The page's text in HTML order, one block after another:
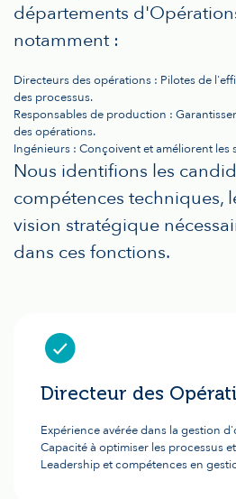
départements
notamment :
Directeurs des opérations : Pilotes de
des processus.
Responsables de production :
des opérations.
Ingénieurs : Conçoivent et améliorent les
Nous identifions les
compétences techniques,
vision stratégique
dans ces fonctions.
Directeur des
Expérience avérée dans la gestion
Capacité à optimiser les processus
Leadership et compétences en